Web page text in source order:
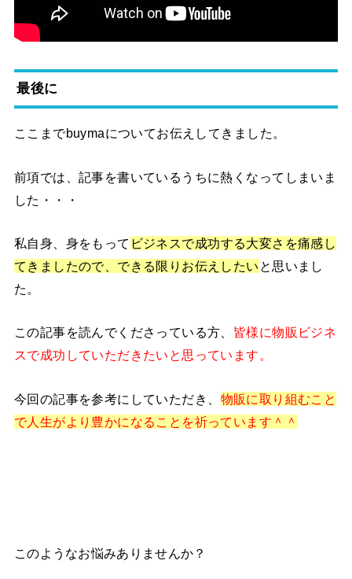
最後に
ここまでbuymaについてお伝えしてきました。
前項では、記事を書いているうちに熱くなってしまいま
した・・・
私自身、身をもって ビジネスで成功する大変さを痛感し
てきましたので、できる限りお伝えしたい と思いまし
た。
この記事を読んでくださっている方、 皆様に物販ビジネ
スで成功していただきたいと思っています。
今回の記事を参考にしていただき、 物販に取り組むこと
で人生がより豊かになることを祈っています＾＾
このようなお悩みありませんか？